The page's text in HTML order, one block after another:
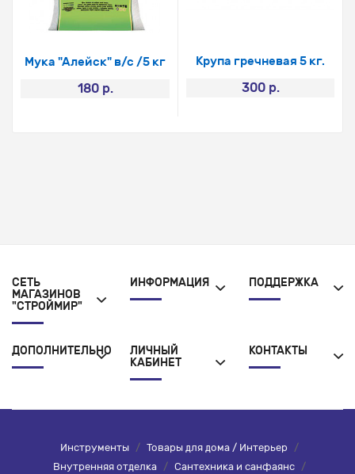
Мука "Алейск" в/с /5 кг
180 р.
Крупа гречневая 5 кг.
300 р.
СЕТЬ
МАГАЗИНОВ
"СТРОЙМИР"
ИНФОРМАЦИЯ ПОДДЕРЖКА
ДОПОЛНИТЕЛЬНО
ЛИЧНЫЙ
КАБИНЕТ
КОНТАКТЫ
Инструменты / Товары для дома / Интерьер /
Внутренняя отделка / Сантехника и санфаянс /